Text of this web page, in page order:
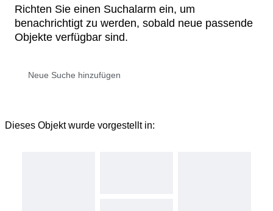
Richten Sie einen Suchalarm ein, um
benachrichtigt zu werden, sobald neue passende
Objekte verfügbar sind.
Dieses Objekt wurde vorgestellt in: